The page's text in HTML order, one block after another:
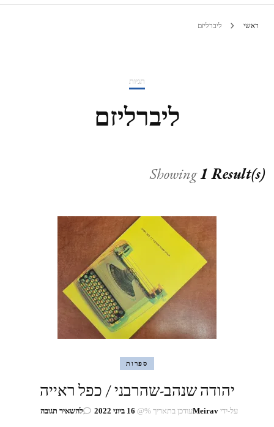
ראשי ליברליזם
תגיות
ליברליזם
Showing1 Result(s)
ספרות
יהודה שנהב-שהרבני / כפל ראייה
על-ידיMeiravעודכן בתאריך %@ 16 ביוני 2022 להשאיר תגובהבנושא